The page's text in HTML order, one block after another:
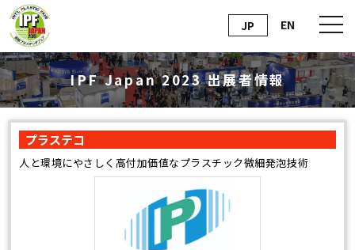
JP EN
IPF Japan 2023 出展者情報
プラステコ
人と環境にやさしく高付加価値なプラスチック微細発泡技術